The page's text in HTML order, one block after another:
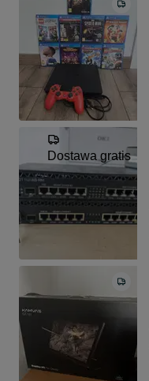
Dostawa gratis